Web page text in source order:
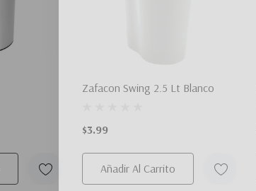
Zafacon Swing 2.5 Lt Blanco
$3.99
Añadir Al Carrito